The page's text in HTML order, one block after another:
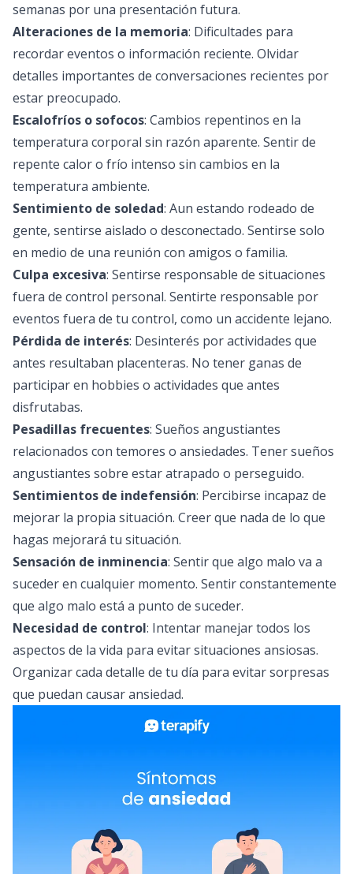
semanas por una presentación futura.
Alteraciones de la memoria: Dificultades para
recordar eventos o información reciente. Olvidar
detalles importantes de conversaciones recientes por
estar preocupado.
Escalofríos o sofocos: Cambios repentinos en la
temperatura corporal sin razón aparente. Sentir de
repente calor o frío intenso sin cambios en la
temperatura ambiente.
Sentimiento de soledad: Aun estando rodeado de
gente, sentirse aislado o desconectado. Sentirse solo
en medio de una reunión con amigos o familia.
Culpa excesiva: Sentirse responsable de situaciones
fuera de control personal. Sentirte responsable por
eventos fuera de tu control, como un accidente lejano.
Pérdida de interés: Desinterés por actividades que
antes resultaban placenteras. No tener ganas de
participar en hobbies o actividades que antes
disfrutabas.
Pesadillas frecuentes: Sueños angustiantes
relacionados con temores o ansiedades. Tener sueños
angustiantes sobre estar atrapado o perseguido.
Sentimientos de indefensión: Percibirse incapaz de
mejorar la propia situación. Creer que nada de lo que
hagas mejorará tu situación.
Sensación de inminencia: Sentir que algo malo va a
suceder en cualquier momento. Sentir constantemente
que algo malo está a punto de suceder.
Necesidad de control: Intentar manejar todos los
aspectos de la vida para evitar situaciones ansiosas.
Organizar cada detalle de tu día para evitar sorpresas
que puedan causar ansiedad.